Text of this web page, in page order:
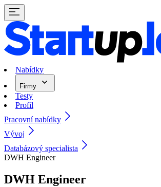
Nabídky
Firmy
Testy
Profil
Pracovní nabídky
Vývoj
Databázový specialista
DWH Engineer
DWH Engineer